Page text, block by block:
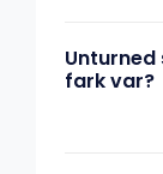
Unturned
fark var?